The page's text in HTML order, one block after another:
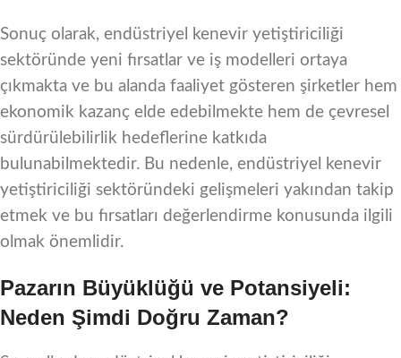
Sonuç olarak, endüstriyel kenevir yetiştiriciliği
sektöründe yeni fırsatlar ve iş modelleri ortaya
çıkmakta ve bu alanda faaliyet gösteren şirketler hem
ekonomik kazanç elde edebilmekte hem de çevresel
sürdürülebilirlik hedeflerine katkıda
bulunabilmektedir. Bu nedenle, endüstriyel kenevir
yetiştiriciliği sektöründeki gelişmeleri yakından takip
etmek ve bu fırsatları değerlendirme konusunda ilgili
olmak önemlidir.
Pazarın Büyüklüğü ve Potansiyeli:
Neden Şimdi Doğru Zaman?